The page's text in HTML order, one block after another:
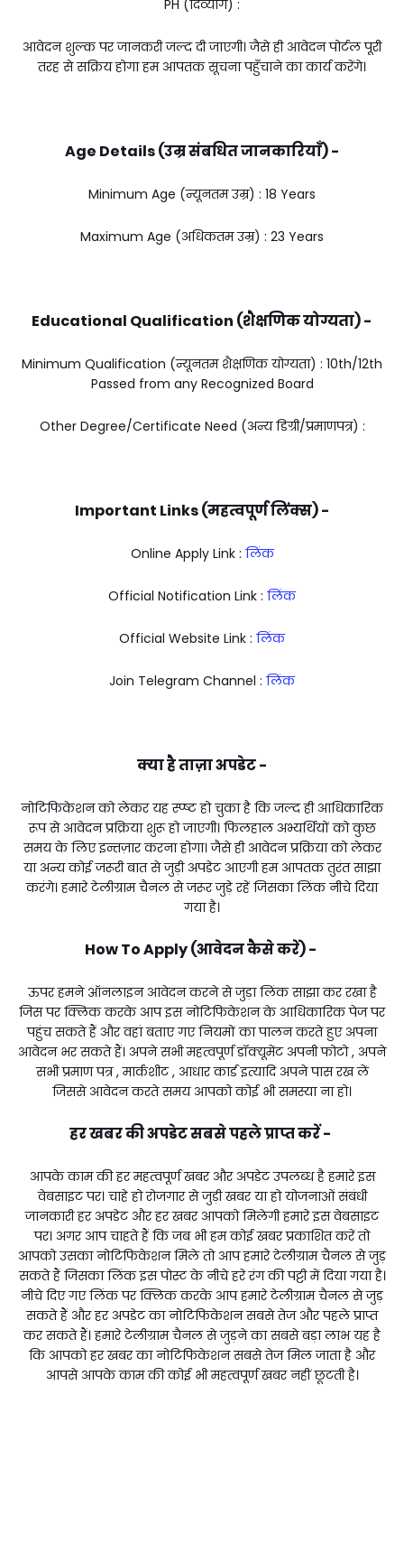
PH (दिव्यांग) :
आवेदन शुल्क पर जानकरी जल्द दी जाएगी। जैसे ही आवेदन पोर्टल पूरी
तरह से सक्रिय होगा हम आपतक सूचना पहुँचाने का कार्य करेंगे।
Age Details (उम्र संबधित जानकारियाँ) -
Minimum Age (न्यूनतम उम्र) : 18 Years
Maximum Age (अधिकतम उम्र) : 23 Years
Educational Qualification (शैक्षणिक योग्यता) -
Minimum Qualification (न्यूनतम शैक्षणिक योग्यता) : 10th/12th
Passed from any Recognized Board
Other Degree/Certificate Need (अन्य डिग्री/प्रमाणपत्र) :
Important Links (महत्वपूर्ण लिंक्स) -
Online Apply Link : लिंक
Official Notification Link : लिंक
Official Website Link : लिंक
Join Telegram Channel : लिंक
क्या है ताज़ा अपडेट -
नोटिफिकेशन को लेकर यह स्प्ष्ट हो चुका है कि जल्द ही आधिकारिक
रूप से आवेदन प्रक्रिया शुरू हो जाएगी। फिलहाल अभ्यर्थियों को कुछ
समय के लिए इन्तज़ार करना होगा। जैसे ही आवेदन प्रक्रिया को लेकर
या अन्य कोई जरूरी बात से जुड़ी अपडेट आएगी हम आपतक तुरंत साझा
करंगे। हमारे टेलीग्राम चैनल से जरूर जुड़े रहें जिसका लिंक नीचे दिया
गया है।
How To Apply (आवेदन कैसे करें) -
ऊपर हमने ऑनलाइन आवेदन करने से जुड़ा लिंक साझा कर रखा है
जिस पर क्लिक करके आप इस नोटिफिकेशन के आधिकारिक पेज पर
पहुंच सकते हैं और वहां बताए गए नियमों का पालन करते हुए अपना
आवेदन भर सकते हैं। अपने सभी महत्वपूर्ण डॉक्यूमेंट अपनी फोटो , अपने
सभी प्रमाण पत्र , मार्कशीट , आधार कार्ड इत्यादि अपने पास रख लें
जिससे आवेदन करते समय आपको कोई भी समस्या ना हो।
हर खबर की अपडेट सबसे पहले प्राप्त करें -
आपके काम की हर महत्वपूर्ण खबर और अपडेट उपलब्ध है हमारे इस
वेबसाइट पर। चाहे हो रोजगार से जुड़ी खबर या हो योजनाओं संबंधी
जानकारी हर अपडेट और हर खबर आपको मिलेगी हमारे इस वेबसाइट
पर। अगर आप चाहते हैं कि जब भी हम कोई खबर प्रकाशित करें तो
आपको उसका नोटिफिकेशन मिले तो आप हमारे टेलीग्राम चैनल से जुड़
सकते हैं जिसका लिंक इस पोस्ट के नीचे हरे रंग की पट्टी में दिया गया है।
नीचे दिए गए लिंक पर क्लिक करके आप हमारे टेलीग्राम चैनल से जुड़
सकते हैं और हर अपडेट का नोटिफिकेशन सबसे तेज और पहले प्राप्त
कर सकते हैं। हमारे टेलीग्राम चैनल से जुड़ने का सबसे बड़ा लाभ यह है
कि आपको हर खबर का नोटिफिकेशन सबसे तेज मिल जाता है और
आपसे आपके काम की कोई भी महत्वपूर्ण खबर नहीं छूटती है।